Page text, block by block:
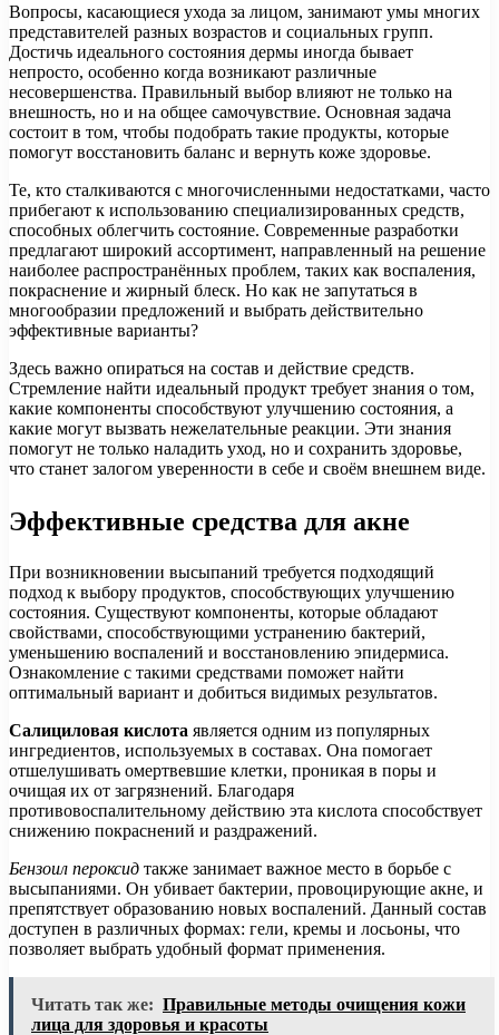
Вопросы, касающиеся ухода за лицом, занимают умы многих
представителей разных возрастов и социальных групп.
Достичь идеального состояния дермы иногда бывает
непросто, особенно когда возникают различные
несовершенства. Правильный выбор влияют не только на
внешность, но и на общее самочувствие. Основная задача
состоит в том, чтобы подобрать такие продукты, которые
помогут восстановить баланс и вернуть коже здоровье.
Те, кто сталкиваются с многочисленными недостатками, часто
прибегают к использованию специализированных средств,
способных облегчить состояние. Современные разработки
предлагают широкий ассортимент, направленный на решение
наиболее распространённых проблем, таких как воспаления,
покраснение и жирный блеск. Но как не запутаться в
многообразии предложений и выбрать действительно
эффективные варианты?
Здесь важно опираться на состав и действие средств.
Стремление найти идеальный продукт требует знания о том,
какие компоненты способствуют улучшению состояния, а
какие могут вызвать нежелательные реакции. Эти знания
помогут не только наладить уход, но и сохранить здоровье,
что станет залогом уверенности в себе и своём внешнем виде.
Эффективные средства для акне
При возникновении высыпаний требуется подходящий
подход к выбору продуктов, способствующих улучшению
состояния. Существуют компоненты, которые обладают
свойствами, способствующими устранению бактерий,
уменьшению воспалений и восстановлению эпидермиса.
Ознакомление с такими средствами поможет найти
оптимальный вариант и добиться видимых результатов.
Салициловая кислота является одним из популярных
ингредиентов, используемых в составах. Она помогает
отшелушивать омертвевшие клетки, проникая в поры и
очищая их от загрязнений. Благодаря
противовоспалительному действию эта кислота способствует
снижению покраснений и раздражений.
Бензоил пероксид также занимает важное место в борьбе с
высыпаниями. Он убивает бактерии, провоцирующие акне, и
препятствует образованию новых воспалений. Данный состав
доступен в различных формах: гели, кремы и лосьоны, что
позволяет выбрать удобный формат применения.
Читать так же: Правильные методы очищения кожи
лица для здоровья и красоты